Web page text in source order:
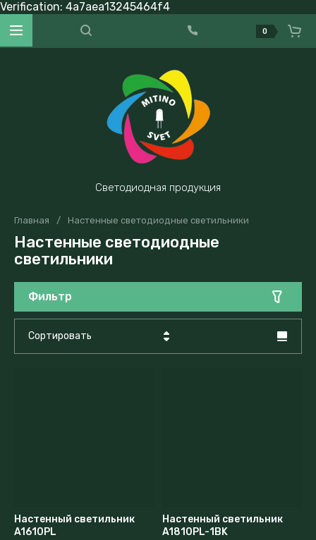
Verification: 4a7aea13245464f4
Светодиодная продукция
0
Главная / Настенные светодиодные светильники
Настенные светодиодные
светильники
Фильтр
Сортировать
Настенный светильник
A1610PL
Настенный светильник
A1810PL-1BK